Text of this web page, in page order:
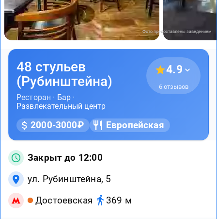
Фото предоставлены заведением
48 стульев
(Рубинштейна)
Ресторан · Бар ·
Развлекательный центр
4.9
6 отзывов
2000-3000₽ Европейская
Закрыт до 12:00
ул. Рубинштейна, 5
Достоевская
369 м